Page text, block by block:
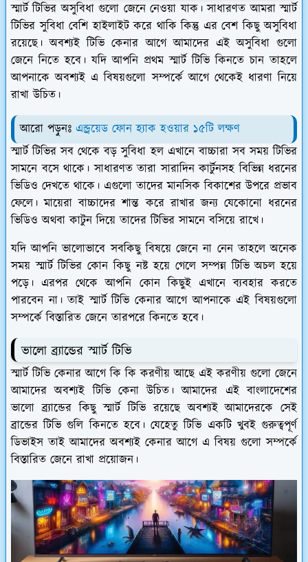
স্মার্ট টিভির অসুবিধা গুলো জেনে নেওয়া যাক। সাধারণত আমরা স্মার্ট
টিভির সুবিধা বেশি হাইলাইট করে থাকি কিন্তু এর বেশ কিছু অসুবিধা
রয়েছে। অবশ্যই টিভি কেনার আগে আমাদের এই অসুবিধা গুলো
জেনে নিতে হবে। যদি আপনি প্রথম স্মার্ট টিভি কিনতে চান তাহলে
আপনাকে অবশ্যই এ বিষয়গুলো সম্পর্কে আগে থেকেই ধারণা নিয়ে
রাখা উচিত।
আরো পড়ুনঃ এন্ড্রয়েড ফোন হ্যাক হওয়ার ১৫টি লক্ষণ
স্মার্ট টিভির সব থেকে বড় সুবিধা হল এখানে বাচ্চারা সব সময় টিভির
সামনে বসে থাকে। সাধারণত তারা সারাদিন কার্টুনসহ বিভিন্ন ধরনের
ভিডিও দেখতে থাকে। এগুলো তাদের মানসিক বিকাশের উপরে প্রভাব
ফেলে। মায়েরা বাচ্চাদের শান্ত করে রাখার জন্য যেকোনো ধরনের
ভিডিও অথবা কাটুন দিয়ে তাদের টিভির সামনে বসিয়ে রাখে।
যদি আপনি ভালোভাবে সবকিছু বিষয়ে জেনে না নেন তাহলে অনেক
সময় স্মার্ট টিভির কোন কিছু নষ্ট হয়ে গেলে সম্পন্ন টিভি অচল হয়ে
পড়ে। এরপর থেকে আপনি কোন কিছুই এখানে ব্যবহার করতে
পারবেন না। তাই স্মার্ট টিভি কেনার আগে আপনাকে এই বিষয়গুলো
সম্পর্কে বিস্তারিত জেনে তারপরে কিনতে হবে।
ভালো ব্র্যান্ডের স্মার্ট টিভি
স্মার্ট টিভি কেনার আগে কি কি করণীয় আছে এই করণীয় গুলো জেনে
আমাদের অবশ্যই টিভি কেনা উচিত। আমাদের এই বাংলাদেশের
ভালো ব্র্যান্ডের কিছু স্মার্ট টিভি রয়েছে অবশ্যই আমাদেরকে সেই
ব্রান্ডের টিভি গুলি কিনতে হবে। যেহেতু টিভি একটি খুবই গুরুত্বপূর্ণ
ডিভাইস তাই আমাদের অবশ্যই কেনার আগে এ বিষয় গুলো সম্পর্কে
বিস্তারিত জেনে রাখা প্রয়োজন।